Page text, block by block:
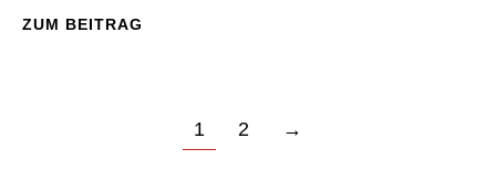
ZUM BEITRAG
1 2 →